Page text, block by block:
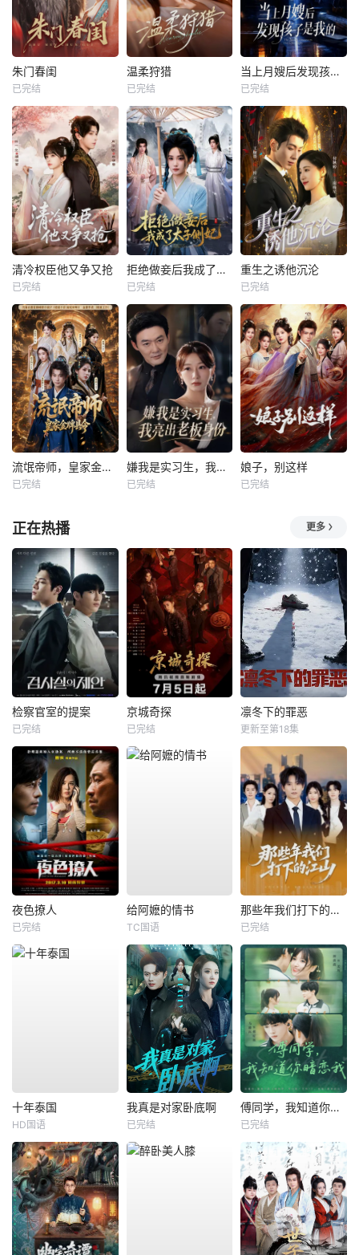
朱门春闺
已完结
温柔狩猎
已完结
当上月嫂后发现孩子是我的
已完结
清冷权臣他又争又抢
已完结
拒绝做妾后我成了太子侧妃
已完结
重生之诱他沉沦
已完结
流氓帝师，皇家金牌县令
已完结
嫌我是实习生，我亮出老板身份
已完结
娘子，别这样
已完结
正在热播 更多
检察官室的提案
已完结
京城奇探
已完结
凛冬下的罪恶
更新至第18集
夜色撩人
已完结
给阿嬷的情书
TC国语
那些年我们打下的江山
已完结
十年泰国
HD国语
我真是对家卧底啊
已完结
傅同学，我知道你暗恋我
已完结